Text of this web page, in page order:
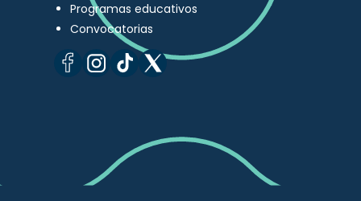
Programas educativos
Convocatorias